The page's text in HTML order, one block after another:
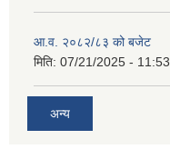
आ.व. २०८२/८३ को बजेट
मिति: 07/21/2025 - 11:53
अन्य